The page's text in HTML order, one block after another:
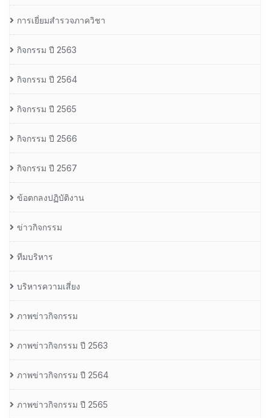
การเยี่ยมสำรวจภาควิชา
กิจกรรม ปี 2563
กิจกรรม ปี 2564
กิจกรรม ปี 2565
กิจกรรม ปี 2566
กิจกรรม ปี 2567
ข้อตกลงปฏิบัติงาน
ข่าวกิจกรรม
ทีมบริหาร
บริหารความเสี่ยง
ภาพข่าวกิจกรรม
ภาพข่าวกิจกรรม ปี 2563
ภาพข่าวกิจกรรม ปี 2564
ภาพข่าวกิจกรรม ปี 2565